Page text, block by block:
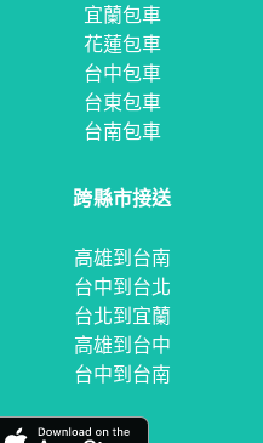
宜蘭包車
花蓮包車
台中包車
台東包車
台南包車
跨縣市接送
高雄到台南
台中到台北
台北到宜蘭
高雄到台中
台中到台南